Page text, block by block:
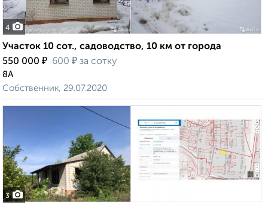
4
Участок 10 сот., садоводство, 10 км от города
550 000 ₽ 600 ₽ за сотку
8А
Собственник, 29.07.2020
3